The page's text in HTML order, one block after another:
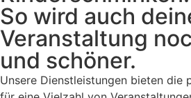
So wird auch
Veranstaltung
und schöner.
Unsere Dienstleistungen bieten die